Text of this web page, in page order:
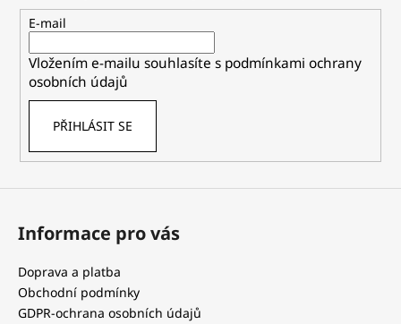
E-mail
Vložením e-mailu souhlasíte s podmínkami ochrany
osobních údajů
PŘIHLÁSIT SE
Informace pro vás
Doprava a platba
Obchodní podmínky
GDPR-ochrana osobních údajů